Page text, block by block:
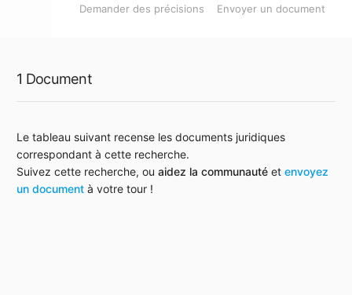
Demander des précisions Envoyer un document
1 Document
Le tableau suivant recense les documents juridiques
correspondant à cette recherche.
Suivez cette recherche, ou aidez la communauté et envoyez
un document à votre tour !